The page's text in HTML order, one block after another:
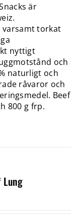
är
varsamt torkat
nyttigt
och
naturligt och
råvaror och
Beef
800 g frp.